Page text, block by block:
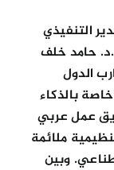
التنفيذي
حامد خلف
الدول
بالذكاء
عمل عربي
ملائمة
وبين